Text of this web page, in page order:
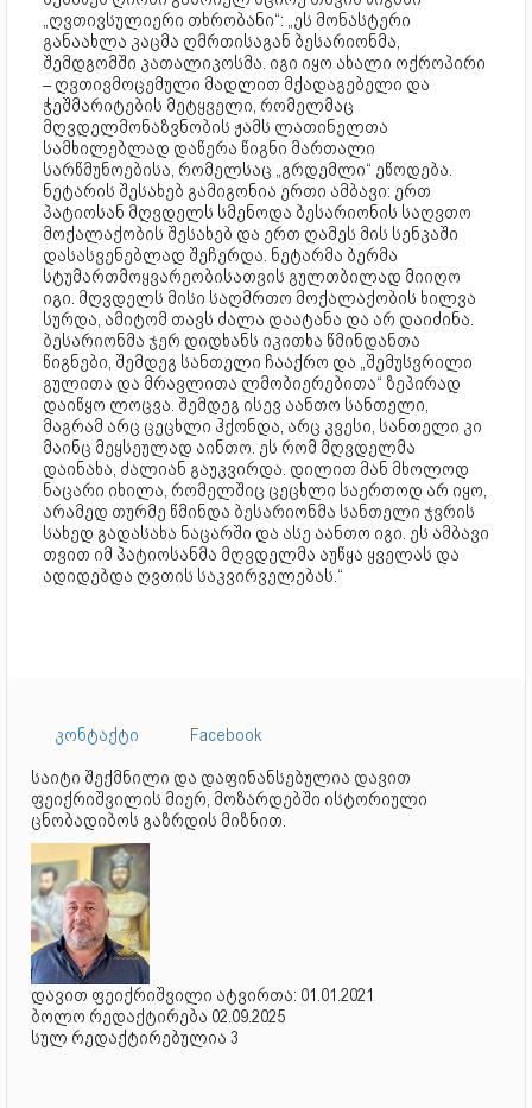
„ღვთივსულიერი თხრობანი“: „ეს მონასტერი
განაახლა კაცმა ღმრთისაგან ბესარიონმა,
შემდგომში კათალიკოსმა. იგი იყო ახალი ოქროპირი
– ღვთივმოცემული მადლით მქადაგებელი და
ჭეშმარიტების მეტყველი, რომელმაც
მღვდელმონაზვნობის ჟამს ლათინელთა
სამხილებლად დაწერა წიგნი მართალი
სარწმუნოებისა, რომელსაც „გრდემლი“ ეწოდება.
ნეტარის შესახებ გამიგონია ერთი ამბავი: ერთ
პატიოსან მღვდელს სმენოდა ბესარიონის საღვთო
მოქალაქობის შესახებ და ერთ ღამეს მის სენკაში
დასასვენებლად შეჩერდა. ნეტარმა ბერმა
სტუმართმოყვარეობისათვის გულთბილად მიიღო
იგი. მღვდელს მისი საღმრთო მოქალაქობის ხილვა
სურდა, ამიტომ თავს ძალა დაატანა და არ დაიძინა.
ბესარიონმა ჯერ დიდხანს იკითხა წმინდანთა
წიგნები, შემდეგ სანთელი ჩააქრო და „შემუსვრილი
გულითა და მრავლითა ლმობიერებითა“ ზეპირად
დაიწყო ლოცვა. შემდეგ ისევ აანთო სანთელი,
მაგრამ არც ცეცხლი ჰქონდა, არც კვესი, სანთელი კი
მაინც მეყსეულად აინთო. ეს რომ მღვდელმა
დაინახა, ძალიან გაუკვირდა. დილით მან მხოლოდ
ნაცარი იხილა, რომელშიც ცეცხლი საერთოდ არ იყო,
არამედ თურმე წმინდა ბესარიონმა სანთელი ჯვრის
სახედ გადასახა ნაცარში და ასე აანთო იგი. ეს ამბავი
თვით იმ პატიოსანმა მღვდელმა აუწყა ყველას და
ადიდებდა ღვთის საკვირველებას.“
კონტაქტი
Facebook
საიტი შექმნილი და დაფინანსებულია დავით
ფეიქრიშვილის მიერ, მოზარდებში ისტორიული
ცნობადიბოს გაზრდის მიზნით.
დავით ფეიქრიშვილი ატვირთა: 01.01.2021
ბოლო რედაქტირება 02.09.2025
სულ რედაქტირებულია 3